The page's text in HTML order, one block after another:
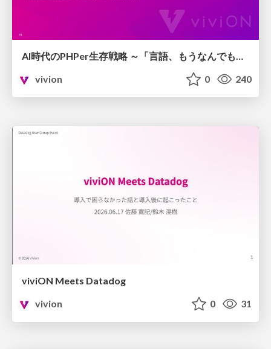
vivion
0 240
viviON Meets Datadog
vivion
0 31